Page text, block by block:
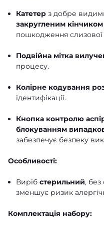
Катетер з добре
закругленим кінчиком
пошкодження
Подвійна мітка
процесу.
Колірне кодування
ідентифікації.
Кнопка контролю
блокуванням
забезпечує безпеку
Особливості:
Виріб стерильний, без
зменшує ризик
Комплектація набору: